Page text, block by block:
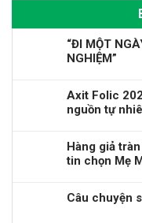
“ĐI MỘT
NGHIỆM”
Axit Folic
nguồn tự
Hàng giả
tin chọn Mẹ
Câu chuyện